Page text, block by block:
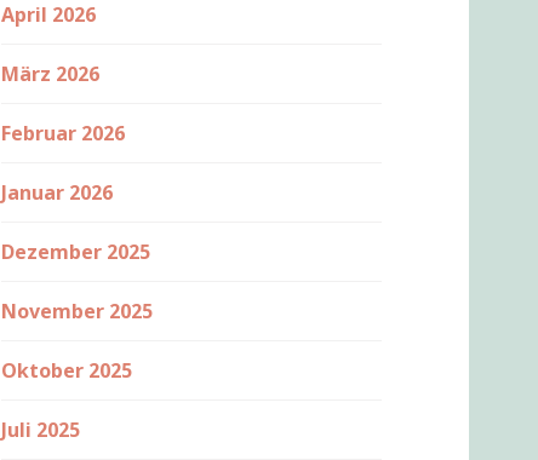
April 2026
März 2026
Februar 2026
Januar 2026
Dezember 2025
November 2025
Oktober 2025
Juli 2025